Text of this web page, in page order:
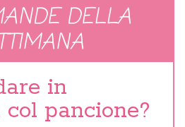
DELLA
in
pancione?